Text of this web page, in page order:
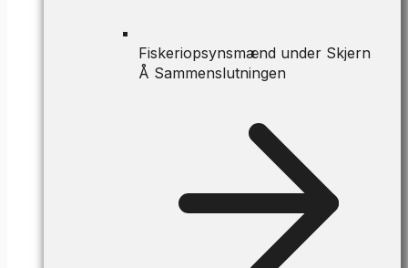
Fiskeriopsynsmænd under Skjern
Å Sammenslutningen